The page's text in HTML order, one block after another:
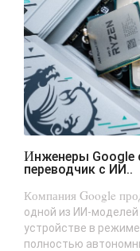
Инженеры Google создали портативный офлайн-
переводчик с ИИ..
Компания Google
одной из ИИ-
устройстве в
полностью